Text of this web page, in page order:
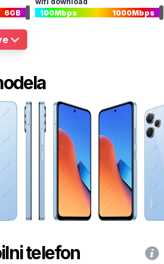
6GB
100Mbps 1000Mbps
telefon